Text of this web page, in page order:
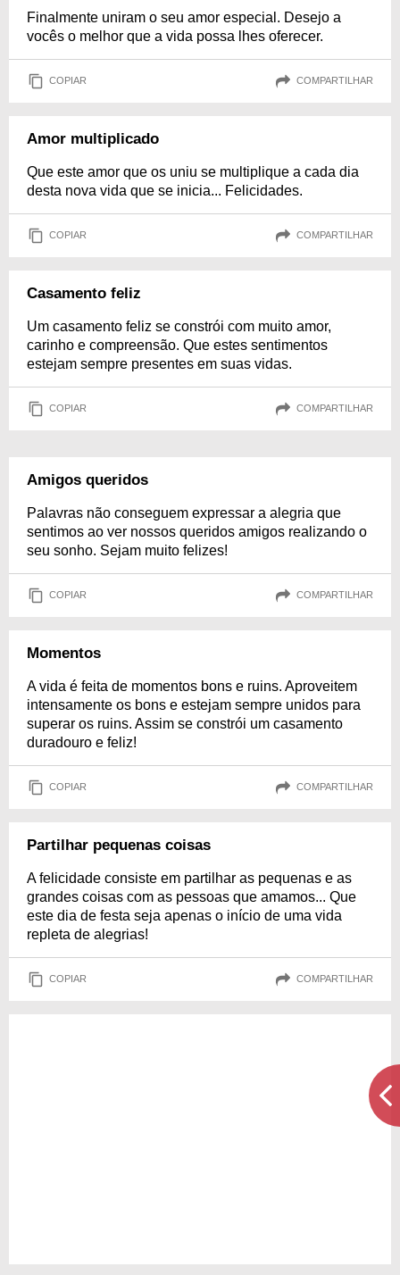
Finalmente uniram o seu amor especial. Desejo a
vocês o melhor que a vida possa lhes oferecer.
COPIAR COMPARTILHAR
Amor multiplicado
Que este amor que os uniu se multiplique a cada dia
desta nova vida que se inicia... Felicidades.
COPIAR COMPARTILHAR
Casamento feliz
Um casamento feliz se constrói com muito amor,
carinho e compreensão. Que estes sentimentos
estejam sempre presentes em suas vidas.
COPIAR COMPARTILHAR
Amigos queridos
Palavras não conseguem expressar a alegria que
sentimos ao ver nossos queridos amigos realizando o
seu sonho. Sejam muito felizes!
COPIAR COMPARTILHAR
Momentos
A vida é feita de momentos bons e ruins. Aproveitem
intensamente os bons e estejam sempre unidos para
superar os ruins. Assim se constrói um casamento
duradouro e feliz!
COPIAR COMPARTILHAR
Partilhar pequenas coisas
A felicidade consiste em partilhar as pequenas e as
grandes coisas com as pessoas que amamos... Que
este dia de festa seja apenas o início de uma vida
repleta de alegrias!
COPIAR COMPARTILHAR